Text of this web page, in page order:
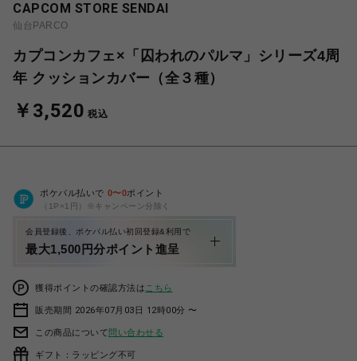
CAPCOM STORE SENDAI
仙台PARCO
カプコンカフェ×「囚われのパルマ」シリーズ4周
年 クッションカバー（全３種）
￥3,520 税込
ポケパル払いで 0〜0ポイント
（1P=1円）※キャンペーン分除く
会員登録後、ポケパル払い初回登録&利用で
最大1,500円分ポイント進呈
獲得ポイントの確認方法は こちら
販売期間 2026年07月03日 12時00分 〜
この商品について問い合わせる
ギフト：ラッピング不可